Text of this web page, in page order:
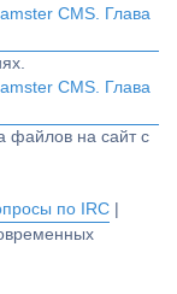
CMS. Глава
CMS. Глава
файлов на сайт с
по IRC